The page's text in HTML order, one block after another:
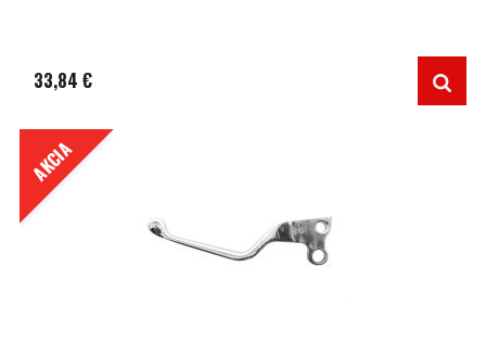
33,84 €
AKCIA